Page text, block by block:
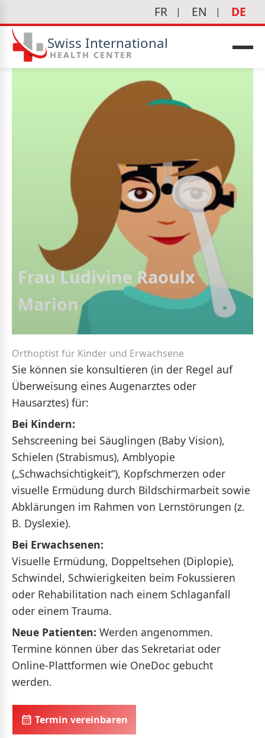
FR EN DE
Swiss International
HEALTH CENTER
Frau Ludivine Raoulx
Marion
Orthoptist für Kinder und Erwachsene
Sie können sie konsultieren (in der Regel auf
Überweisung eines Augenarztes oder
Hausarztes) für:
Bei Kindern:
Sehscreening bei Säuglingen (Baby Vision),
Schielen (Strabismus), Amblyopie
(„Schwachsichtigkeit“), Kopfschmerzen oder
visuelle Ermüdung durch Bildschirmarbeit sowie
Abklärungen im Rahmen von Lernstörungen (z.
B. Dyslexie).
Bei Erwachsenen:
Visuelle Ermüdung, Doppeltsehen (Diplopie),
Schwindel, Schwierigkeiten beim Fokussieren
oder Rehabilitation nach einem Schlaganfall
oder einem Trauma.
Neue Patienten: Werden angenommen.
Termine können über das Sekretariat oder
Online-Plattformen wie OneDoc gebucht
werden.
Termin vereinbaren